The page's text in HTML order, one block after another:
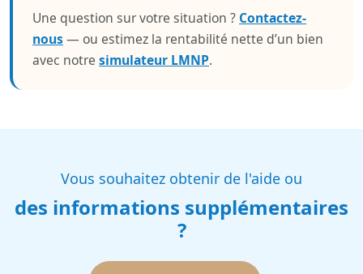
Une question sur votre situation ? Contactez-
nous— ou estimez la rentabilité nette d’un bien
avec notre simulateur LMNP.
Vous souhaitez obtenir de l'aide ou
des informations supplémentaires
?